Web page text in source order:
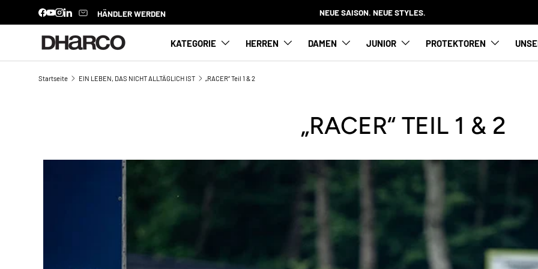
Facebook
YouTube
Instagram
LinkedIn HÄNDLER WERDEN NEUE SAISON. NEUE STYLES.
KATEGORIE HERREN DAMEN JUNIOR PROTEKTOREN
Startseite EIN LEBEN, DAS NICHT ALLTÄGLICH IST „RACER“ Teil 1 & 2
„RACER“ TEIL 1 & 2